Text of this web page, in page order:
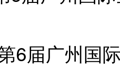
6届广州国